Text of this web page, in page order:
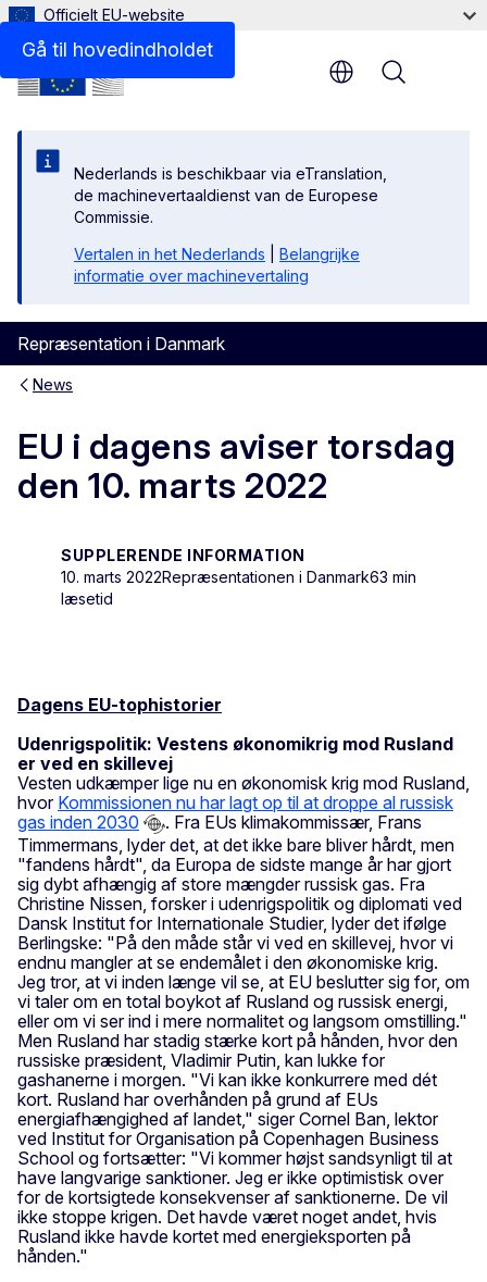
Gå til hovedindholdet
Officielt EU-website
Nederlands is beschikbaar via eTranslation,
de machinevertaaldienst van de Europese
Commissie.
Vertalen in het Nederlands
Belangrijke
informatie over machinevertaling
Repræsentation i Danmark
Menu
News
EU i dagens aviser torsdag
den 10. marts 2022
SUPPLERENDE INFORMATION
10. marts 2022Repræsentationen i Danmark63 min
læsetid
Dagens EU-tophistorier
Udenrigspolitik: Vestens økonomikrig mod Rusland
er ved en skillevej
Vesten udkæmper lige nu en økonomisk krig mod Rusland,
hvor Kommissionen nu har lagt op til at droppe al russisk
gas inden 2030
. Fra EUs klimakommissær, Frans
Timmermans, lyder det, at det ikke bare bliver hårdt, men
"fandens hårdt", da Europa de sidste mange år har gjort
sig dybt afhængig af store mængder russisk gas. Fra
Christine Nissen, forsker i udenrigspolitik og diplomati ved
Dansk Institut for Internationale Studier, lyder det ifølge
Berlingske: "På den måde står vi ved en skillevej, hvor vi
endnu mangler at se endemålet i den økonomiske krig.
Jeg tror, at vi inden længe vil se, at EU beslutter sig for, om
vi taler om en total boykot af Rusland og russisk energi,
eller om vi ser ind i mere normalitet og langsom omstilling."
Men Rusland har stadig stærke kort på hånden, hvor den
russiske præsident, Vladimir Putin, kan lukke for
gashanerne i morgen. "Vi kan ikke konkurrere med dét
kort. Rusland har overhånden på grund af EUs
energiafhængighed af landet," siger Cornel Ban, lektor
ved Institut for Organisation på Copenhagen Business
School og fortsætter: "Vi kommer højst sandsynligt til at
have langvarige sanktioner. Jeg er ikke optimistisk over
for de kortsigtede konsekvenser af sanktionerne. De vil
ikke stoppe krigen. Det havde været noget andet, hvis
Rusland ikke havde kortet med energieksporten på
hånden."